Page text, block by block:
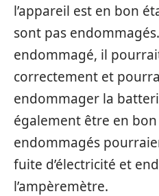
l’appareil est en bon
sont pas
endommagé, il
correctement et
endommager la
également être en
endommagés
fuite d’électricité et
l’ampèremètre.